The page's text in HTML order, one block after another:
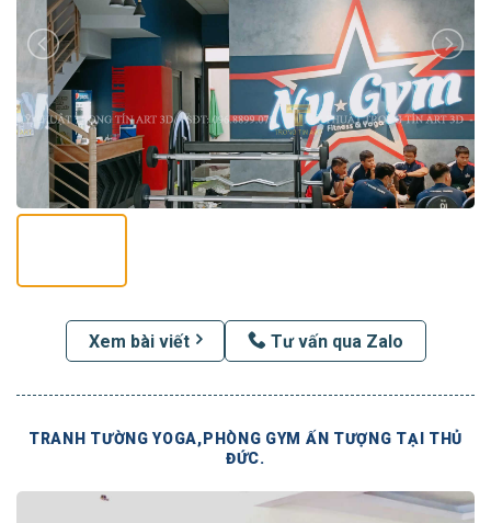
Xem bài viết Tư vấn qua Zalo
TRANH TƯỜNG YOGA,PHÒNG GYM ẤN TƯỢNG TẠI THỦ
ĐỨC.